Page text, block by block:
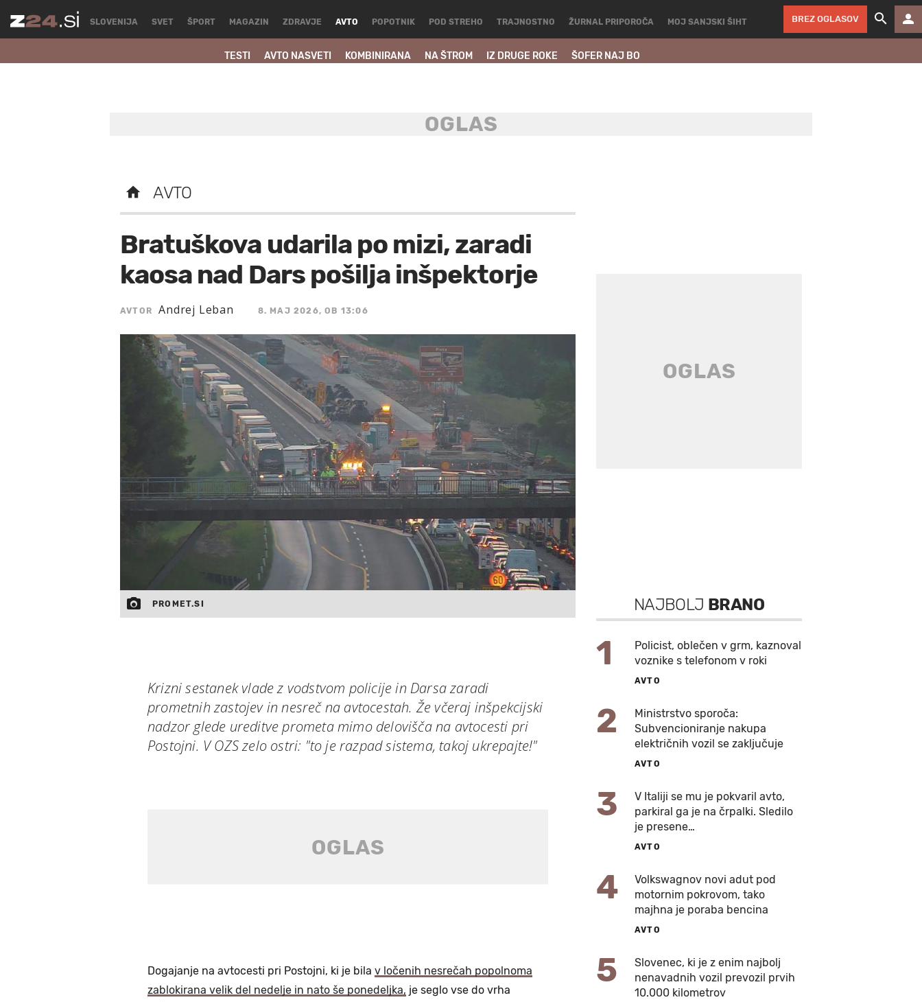
SLOVENIJA SVET ŠPORT MAGAZIN ZDRAVJE AVTO
TESTI AVTO NASVETI KOMBINIRANA NA ŠTROM IZ DRUGE ROKE ŠOFER NAJ BO
POPOTNIK POD STREHO TRAJNOSTNO ŽURNAL PRIPOROČA MOJ SANJSKI ŠIHT BREZ OGLASOV
AVTO
Bratuškova udarila po mizi, zaradi
kaosa nad Dars pošilja inšpektorje
AVTOR Andrej Leban 8. MAJ 2026, OB 13:06
PROMET.SI
Krizni sestanek vlade z vodstvom policije in Darsa zaradi
prometnih zastojev in nesreč na avtocestah. Že včeraj inšpekcijski
nadzor glede ureditve prometa mimo delovišča na avtocesti pri
Postojni. V OZS zelo ostri: "to je razpad sistema, takoj ukrepajte!"
Dogajanje na avtocesti pri Postojni, ki je bila v ločenih nesrečah popolnoma
zablokirana velik del nedelje in nato še ponedeljka, je seglo vse do vrha
NAJBOLJ BRANO
1
Policist, oblečen v grm, kaznoval
voznike s telefonom v roki
AVTO
2
Ministrstvo sporoča:
Subvencioniranje nakupa
električnih vozil se zaključuje
AVTO
3
V Italiji se mu je pokvaril avto,
parkiral ga je na črpalki. Sledilo
je presene…
AVTO
4
Volkswagnov novi adut pod
motornim pokrovom, tako
majhna je poraba bencina
AVTO
5
Slovenec, ki je z enim najbolj
nenavadnih vozil prevozil prvih
10.000 kilometrov